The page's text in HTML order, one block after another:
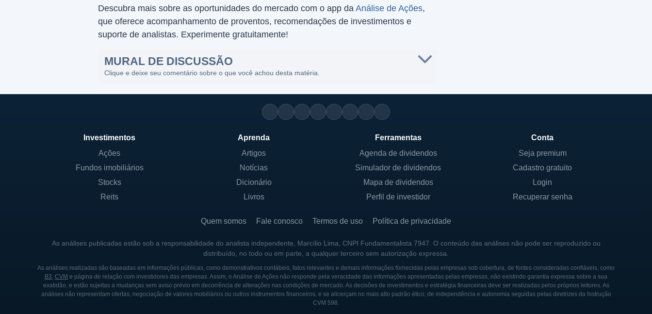
Descubra mais sobre as oportunidades do mercado com o app da Análise de Ações,
que oferece acompanhamento de proventos, recomendações de investimentos e
suporte de analistas. Experimente gratuitamente!
MURAL DE DISCUSSÃO
Clique e deixe seu comentário sobre o que você achou desta matéria.
Investimentos
Ações
Fundos imobiliários
Stocks
Reits
Aprenda
Artigos
Notícias
Dicionário
Livros
Ferramentas
Agenda de dividendos
Simulador de dividendos
Mapa de dividendos
Perfil de investidor
Conta
Seja premium
Cadastro gratuito
Login
Recuperar senha
Quem somos Fale conosco Termos de uso Política de privacidade
As análises publicadas estão sob a responsabilidade do analista independente, Marcílio Lima, CNPI Fundamentalista 7947. O conteúdo das análises não pode ser reproduzido ou
distribuído, no todo ou em parte, a qualquer terceiro sem autorização expressa.
As análises realizadas são baseadas em informações públicas, como demonstrativos contábeis, fatos relevantes e demais informações fornecidas pelas empresas sob cobertura, de fontes consideradas confiáveis, como
B3, CVM e página de relação com investidores das empresas. Assim, o Análise de Ações não responde pela veracidade das informações apresentadas pelas empresas, não existindo garantia expressa sobre a sua
exatidão, e estão sujeitas a mudanças sem aviso prévio em decorrência de alterações nas condições de mercado. As decisões de investimentos e estratégia financeiras deve ser realizadas pelos próprios leitores. As
análises não representam ofertas, negociação de valores mobiliários ou outros instrumentos financeiros, e se alicerçam no mais alto padrão ético, de independência e autonomia seguidas pelas diretrizes da Instrução
CVM 598.